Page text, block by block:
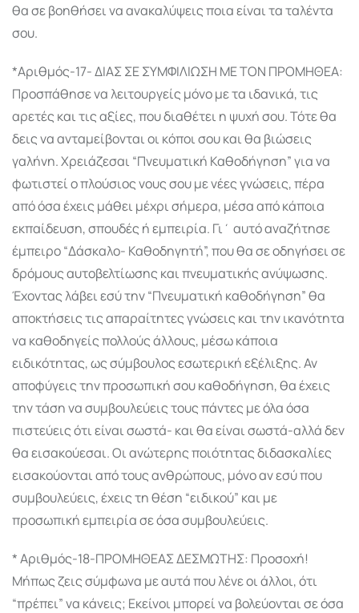
θα σε βοηθήσει να ανακαλύψεις ποια είναι τα ταλέντα
σου.
*Αριθμός-17- ΔΙΑΣ ΣΕ ΣΥΜΦΙΛΙΩΣΗ ΜΕ ΤΟΝ ΠΡΟΜΗΘΕΑ:
Προσπάθησε να λειτουργείς μόνο με τα ιδανικά, τις
αρετές και τις αξίες, που διαθέτει η ψυχή σου. Τότε θα
δεις να ανταμείβονται οι κόποι σου και θα βιώσεις
γαλήνη. Χρειάζεσαι “Πνευματική Καθοδήγηση” για να
φωτιστεί ο πλούσιος νους σου με νέες γνώσεις, πέρα
από όσα έχεις μάθει μέχρι σήμερα, μέσα από κάποια
εκπαίδευση, σπουδές ή εμπειρία. Γι΄ αυτό αναζήτησε
έμπειρο “Δάσκαλο- Καθοδηγητή”, που θα σε οδηγήσει σε
δρόμους αυτοβελτίωσης και πνευματικής ανύψωσης.
Έχοντας λάβει εσύ την “Πνευματική καθοδήγηση” θα
αποκτήσεις τις απαραίτητες γνώσεις και την ικανότητα
να καθοδηγείς πολλούς άλλους, μέσω κάποια
ειδικότητας, ως σύμβουλος εσωτερική εξέλιξης. Αν
αποφύγεις την προσωπική σου καθοδήγηση, θα έχεις
την τάση να συμβουλεύεις τους πάντες με όλα όσα
πιστεύεις ότι είναι σωστά- και θα είναι σωστά-αλλά δεν
θα εισακούεσαι. Οι ανώτερης ποιότητας διδασκαλίες
εισακούονται από τους ανθρώπους, μόνο αν εσύ που
συμβουλεύεις, έχεις τη θέση “ειδικού” και με
προσωπική εμπειρία σε όσα συμβουλεύεις.
* Αριθμός-18-ΠΡΟΜΗΘΕΑΣ ΔΕΣΜΩΤΗΣ: Προσοχή!
Μήπως ζεις σύμφωνα με αυτά που λένε οι άλλοι, ότι
“πρέπει” να κάνεις; Εκείνοι μπορεί να βολεύονται σε όσα